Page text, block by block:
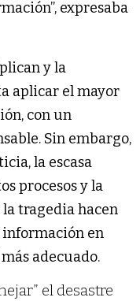
expresaba
y la
aplicar el mayor
con un
Sin embargo,
la escasa
procesos y la
tragedia hacen
información en
adecuado.
el desastre